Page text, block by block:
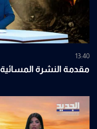
13:40
مقدمة النشرة المسائية 08-08-2026